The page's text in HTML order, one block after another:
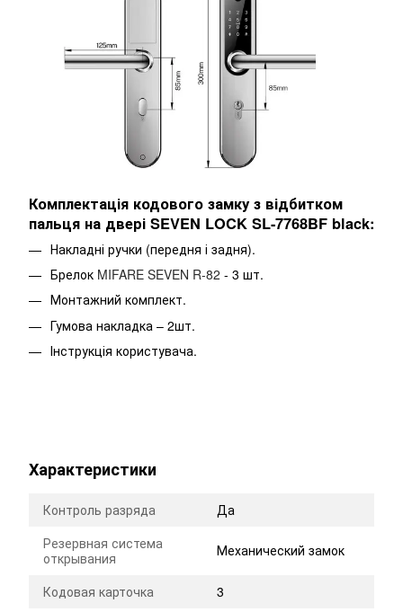
Комплектація кодового замку з відбитком
пальця на двері SEVEN LOCK SL-7768BF black:
Накладні ручки (передня і задня).
Брелок MIFARE SEVEN R-82 - 3 шт.
Монтажний комплект.
Гумова накладка – 2шт.
Інструкція користувача.
Характеристики
Контроль разряда
Да
Резервная система
открывания
Механический замок
Кодовая карточка 3